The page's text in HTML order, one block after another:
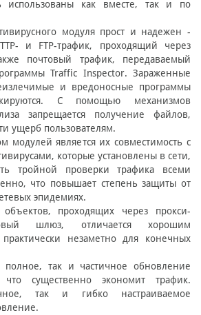
использованы как вместе, так и по
модуля прост и надежен -
и FTP-трафик, проходящий через
почтовый трафик, передаваемый
Traffic Inspector. Зараженные
и вредоносные программы
С помощью механизмов
запрещается получение файлов,
ущерб пользователям.
модулей является их совместимость с
которые установлены в сети,
тройной проверки трафика всеми
что повышает степень защиты от
эпидемиях.
проходящих через прокси-
шлюз, отличается хорошим
незаметно для конечных
полное, так и частичное обновление
что существенно экономит трафик.
так и гибко настраиваемое